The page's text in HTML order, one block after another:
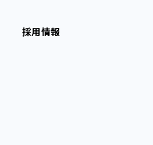
採用情報